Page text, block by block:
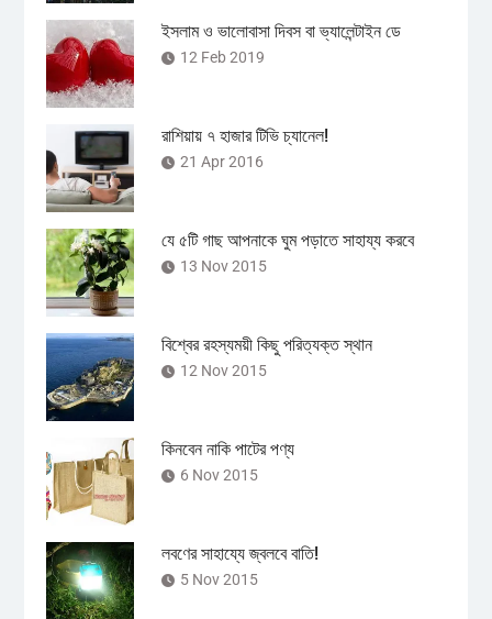
ইসলাম ও ভালোবাসা দিবস বা ভ্যালেন্টাইন ডে
12 Feb 2019
রাশিয়ায় ৭ হাজার টিভি চ্যানেল!
21 Apr 2016
যে ৫টি গাছ আপনাকে ঘুম পড়াতে সাহায্য করবে
13 Nov 2015
বিশ্বের রহস্যময়ী কিছু পরিত্যক্ত স্থান
12 Nov 2015
কিনবেন নাকি পাটের পণ্য
6 Nov 2015
লবণের সাহায্যে জ্বলবে বাতি!
5 Nov 2015